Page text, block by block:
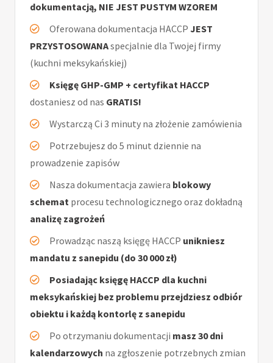
dokumentacją, NIE JEST PUSTYM WZOREM
Oferowana dokumentacja HACCP JEST
PRZYSTOSOWANAspecjalnie dla Twojej firmy
(kuchni meksykańskiej)
Księgę GHP-GMP + certyfikat HACCP
dostaniesz od nas GRATIS!
Wystarczą Ci 3 minuty na złożenie zamówienia
Potrzebujesz do 5 minut dziennie na
prowadzenie zapisów
Nasza dokumentacja zawiera blokowy
schemat procesu technologicznego oraz dokładną
analizę zagrożeń
Prowadząc naszą księgę HACCP unikniesz
mandatu z sanepidu (do 30 000 zł)
Posiadając księgę HACCP dla kuchni
meksykańskiej bez problemu przejdziesz odbiór
obiektu i każdą kontorlę z sanepidu
Po otrzymaniu dokumentacji masz 30 dni
kalendarzowych na zgłoszenie potrzebnych zmian